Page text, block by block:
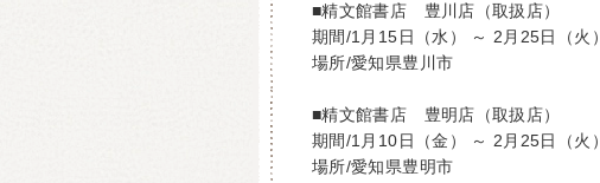
■精文館書店 豊川店（取扱店）
期間/1月15日（水） ～ 2月25日（火）
場所/愛知県豊川市
■精文館書店 豊明店（取扱店）
期間/1月10日（金） ～ 2月25日（火）
場所/愛知県豊明市